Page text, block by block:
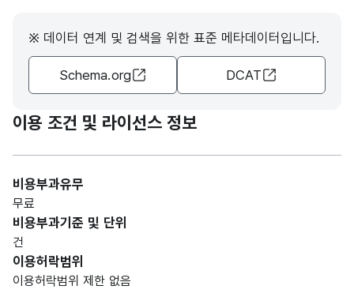
※ 데이터 연계 및 검색을 위한 표준 메타데이터입니다.
Schema.org DCAT
이용 조건 및 라이선스 정보
비용부과유무
무료
비용부과기준 및 단위
건
이용허락범위
이용허락범위 제한 없음